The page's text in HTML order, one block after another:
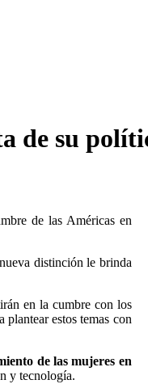
de su
de las Américas en
distinción le brinda
en la cumbre con los
estos temas con
de las mujeres en
y tecnología.